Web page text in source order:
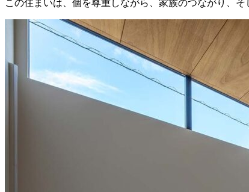
この住まいは、個を尊重しながら、家族のつながり、